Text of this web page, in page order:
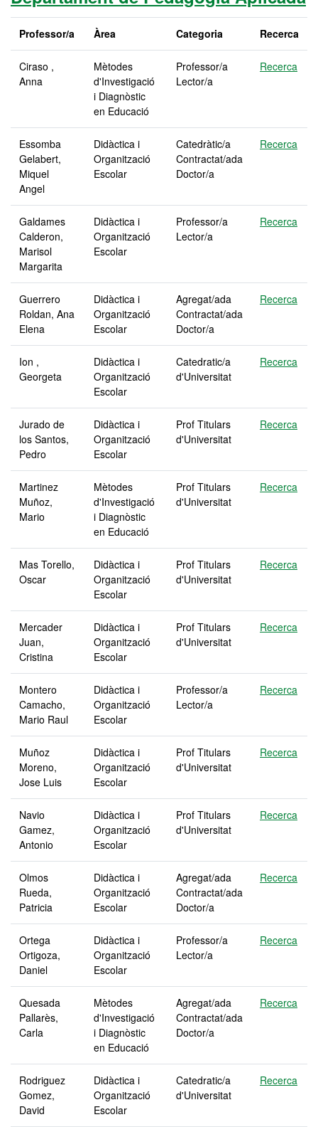
Professor/a Àrea Categoria Recerca
Ciraso ,
Anna
Mètodes
d'Investigació
i Diagnòstic
en Educació
Professor/a
Lector/a
Recerca
Essomba
Gelabert,
Miquel
Angel
Didàctica i
Organització
Escolar
Catedràtic/a
Contractat/ada
Doctor/a
Recerca
Galdames
Calderon,
Marisol
Margarita
Didàctica i
Organització
Escolar
Professor/a
Lector/a
Recerca
Guerrero
Roldan, Ana
Elena
Didàctica i
Organització
Escolar
Agregat/ada
Contractat/ada
Doctor/a
Recerca
Ion ,
Georgeta
Didàctica i
Organització
Escolar
Catedratic/a
d'Universitat
Recerca
Jurado de
los Santos,
Pedro
Didàctica i
Organització
Escolar
Prof Titulars
d'Universitat
Recerca
Martinez
Muñoz,
Mario
Mètodes
d'Investigació
i Diagnòstic
en Educació
Prof Titulars
d'Universitat
Recerca
Mas Torello,
Oscar
Didàctica i
Organització
Escolar
Prof Titulars
d'Universitat
Recerca
Mercader
Juan,
Cristina
Didàctica i
Organització
Escolar
Prof Titulars
d'Universitat
Recerca
Montero
Camacho,
Mario Raul
Didàctica i
Organització
Escolar
Professor/a
Lector/a
Recerca
Muñoz
Moreno,
Jose Luis
Didàctica i
Organització
Escolar
Prof Titulars
d'Universitat
Recerca
Navio
Gamez,
Antonio
Didàctica i
Organització
Escolar
Prof Titulars
d'Universitat
Recerca
Olmos
Rueda,
Patricia
Didàctica i
Organització
Escolar
Agregat/ada
Contractat/ada
Doctor/a
Recerca
Ortega
Ortigoza,
Daniel
Didàctica i
Organització
Escolar
Professor/a
Lector/a
Recerca
Quesada
Pallarès,
Carla
Mètodes
d'Investigació
i Diagnòstic
en Educació
Agregat/ada
Contractat/ada
Doctor/a
Recerca
Rodriguez
Gomez,
David
Didàctica i
Organització
Escolar
Catedratic/a
d'Universitat
Recerca